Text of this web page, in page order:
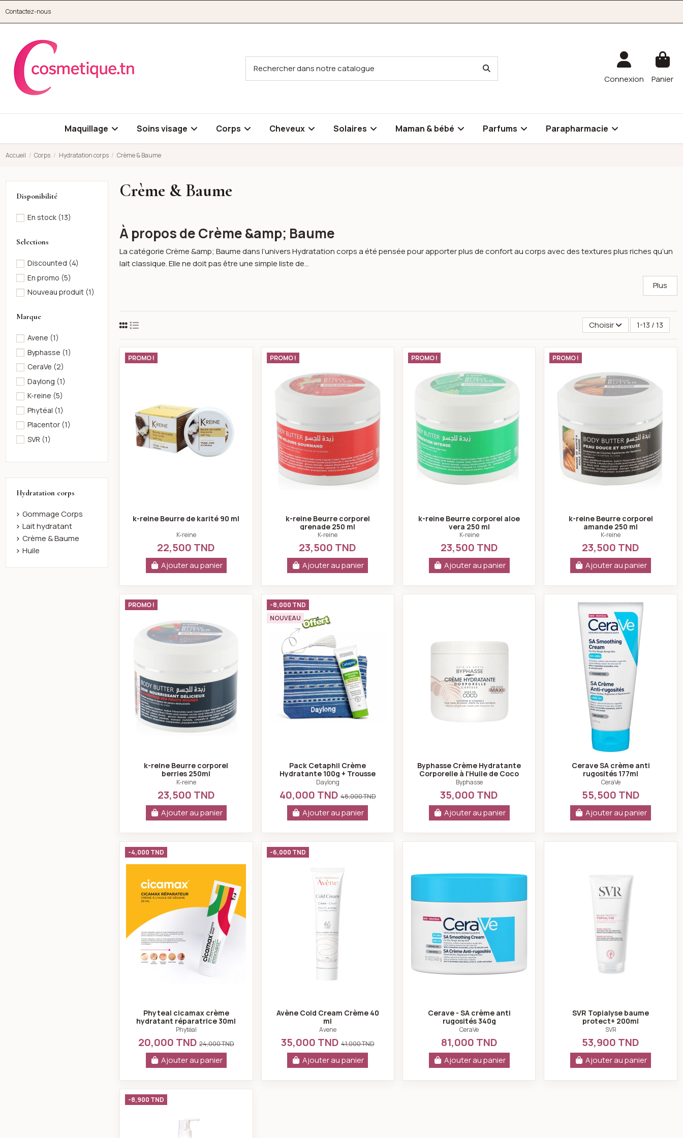
Contactez-nous
Connexion Panier
Maquillage Soins visage Corps Cheveux Solaires Maman & bébé Parfums Parapharmacie
Accueil Corps Hydratation corps Crème & Baume
Crème & Baume
À propos de Crème &amp; Baume
La catégorie Crème &amp; Baume dans l’univers Hydratation corps a été pensée pour apporter plus de confort au corps avec des textures plus riches qu’un
lait classique. Elle ne doit pas être une simple liste de...
Plus
Choisir 1-13 / 13
k-reine Beurre de karité 90 ml
PROMO !
k-reine Beurre de karité 90 ml
K-reine
22,500 TND
Ajouter au panier
k-reine Beurre corporel grenade 250 ml
PROMO !
k-reine Beurre corporel
grenade 250 ml
K-reine
23,500 TND
Ajouter au panier
k-reine Beurre corporel aloe vera 250 ml
PROMO !
k-reine Beurre corporel aloe
vera 250 ml
K-reine
23,500 TND
Ajouter au panier
PROMO !
k-reine Beurre corporel
amande 250 ml
K-reine
23,500 TND
Ajouter au panier
k-reine Beurre corporel berries 250ml
PROMO !
k-reine Beurre corporel
berries 250ml
K-reine
23,500 TND
Ajouter au panier
-8,000 TND
NOUVEAU
Pack Cetaphil Crème
Hydratante 100g + Trousse
Davlene Offerte
Daylong
40,000 TND48,000 TND
Ajouter au panier
Byphasse Crème Hydratante Corporelle à l'Huile de Coco
Byphasse Crème Hydratante
Corporelle à l'Huile de Coco
500ml
Byphasse
35,000 TND
Ajouter au panier
Cerave SA crème
Cerave SA crème anti
rugosités 177ml
CeraVe
55,500 TND
Ajouter au panier
Phyteal cicamax crème hydratant réparatrice 30ml
-4,000 TND
Phyteal cicamax crème
hydratant réparatrice 30ml
Phytéal
20,000 TND 24,000 TND
Ajouter au panier
-6,000 TND
Avène Cold Cream Crème 40
ml
Avene
35,000 TND41,000 TND
Ajouter au panier
Cerave - SA crème anti
rugosités 340g
CeraVe
81,000 TND
Ajouter au panier
SVR Topialyse baume
protect+ 200ml
SVR
53,900 TND
Ajouter au panier
-8,900 TND
Disponibilité
En stock (13)
Selections
Discounted (4)
En promo (5)
Nouveau produit (1)
Marque
Avene (1)
Byphasse (1)
CeraVe (2)
Daylong (1)
K-reine (5)
Phytéal (1)
Placentor (1)
SVR (1)
Hydratation corps
Gommage Corps
Lait hydratant
Crème & Baume
Huile